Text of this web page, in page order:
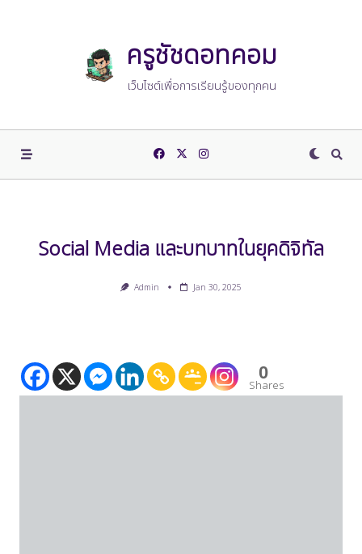
ครูชัชดอทคอม
เว็บไซต์เพื่อการเรียนรู้ของทุกคน
Social Media และบทบาทในยุคดิจิทัล
Admin Jan 30, 2025
0
Shares